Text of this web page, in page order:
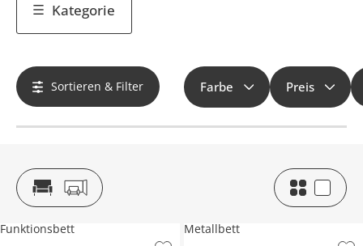
Kategorie
Sortieren & Filter Farbe Preis
Funktionsbett Metallbett